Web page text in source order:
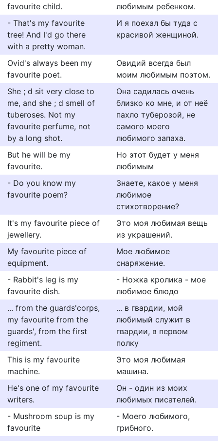
favourite child.
любимым ребенком.
- That's my favourite
tree! And I'd go there
with a pretty woman.
И я поехал бы туда с
красивой женщиной.
Ovid's always been my
favourite poet.
Овидий всегда был
моим любимым поэтом.
She ; d sit very close to
me, and she ; d smell of
tuberoses. Not my
favourite perfume, not
by a long shot.
Она садилась очень
близко ко мне, и от неё
пахло туберозой, не
самого моего
любимого запаха.
But he will be my
favourite.
Но этот будет у меня
любимым
- Do you know my
favourite poem?
Знаете, какое у меня
любимое
стихотворение?
It's my favourite piece of
jewellery.
Это моя любимая вещь
из украшений.
My favourite piece of
equipment.
Мое любимое
снаряжение.
- Rabbit's leg is my
favourite dish.
- Ножка кролика - мое
любимое блюдо
... from the guards'corps,
my favourite from the
guards', from the first
regiment.
... в гвардии, мой
любимый служит в
гвардии, в первом
полку
This is my favourite
machine.
Это моя любимая
машина.
He's one of my favourite
writers.
Он - один из моих
любимых писателей.
- Mushroom soup is my
favourite
- Моего любимого,
грибного.